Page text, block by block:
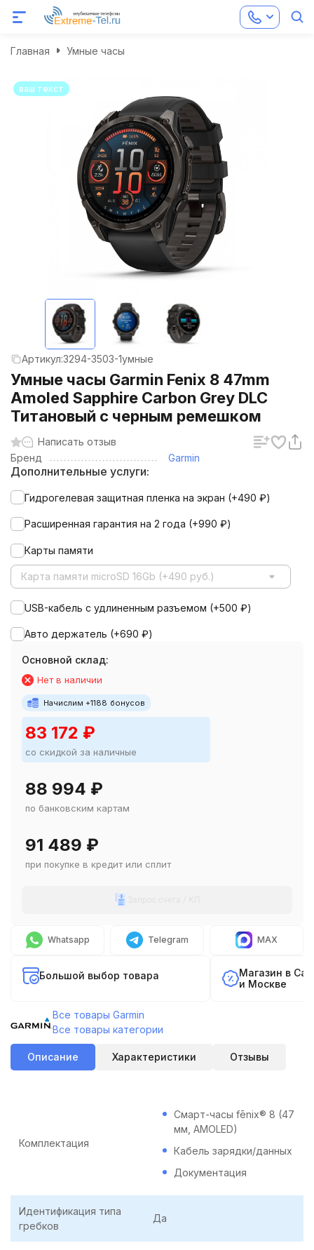
Главная Умные часы
ваш текст
Артикул:3294-3503-1умные
Умные часы Garmin Fenix 8 47mm
Amoled Sapphire Carbon Grey DLC
Титановый с черным ремешком
Написать отзыв
Бренд
Garmin
Дополнительные услуги:
Гидрогелевая защитная пленка на экран (+490 ₽)
Расширенная гарантия на 2 года (+990 ₽)
Карты памяти
Карта памяти microSD 16Gb (+490 руб.)
USB-кабель с удлиненным разъемом (+500 ₽)
Авто держатель (+690 ₽)
Основной склад:
Нет в наличии
Начислим +1188 бонусов
83 172 ₽
со скидкой за наличные
88 994 ₽
по банковским картам
91 489 ₽
при покупке в кредит или сплит
Whatsapp Telegram MAX
Большой выбор товара
Магазин в
и Москве
Все товары Garmin
Все товары категории
Описание Характеристики Отзывы
Комплектация
Смарт-часы fēnix® 8 (47
мм, AMOLED)
Кабель зарядки/данных
Документация
Идентификация типа
гребков
Да